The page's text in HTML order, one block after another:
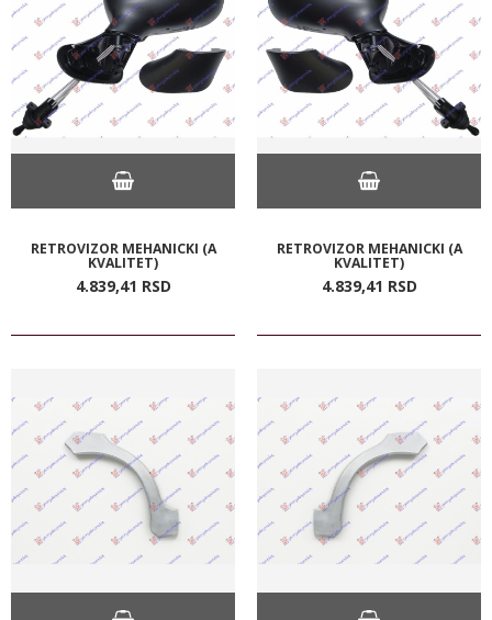
RETROVIZOR MEHANICKI (A
KVALITET)
4.839,41 RSD
RETROVIZOR MEHANICKI (A
KVALITET)
4.839,41 RSD